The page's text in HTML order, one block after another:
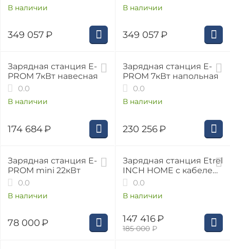
В наличии
349 057₽
В наличии
349 057₽
Зарядная станция E-
PROM 7кВт навесная
0.0
В наличии
174 684₽
Зарядная станция E-
PROM 7кВт напольная
0.0
В наличии
230 256₽
Зарядная станция E-
PROM mini 22кВт
0.0
В наличии
78 000₽
Зарядная станция Etrel
INCH HOME с кабелем
Type 2, 3 фазы, 32A, 22
0.0
В наличии
185 000 ₽
147 416₽